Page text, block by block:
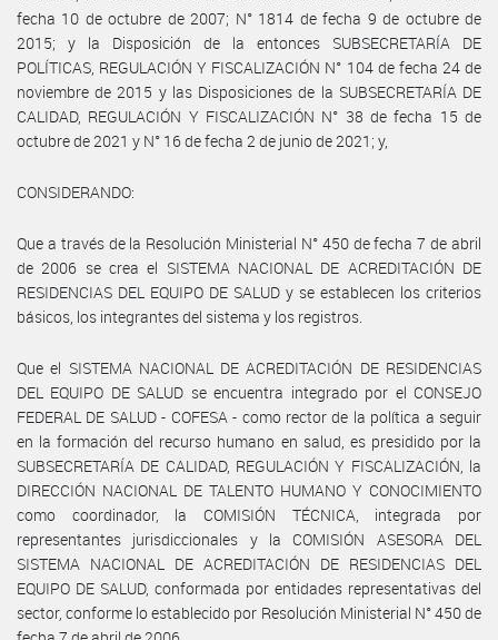
fecha 10 de octubre de 2007; N° 1814 de fecha 9 de octubre de
2015; y la Disposición de la entonces SUBSECRETARÍA DE
POLÍTICAS, REGULACIÓN Y FISCALIZACIÓN N° 104 de fecha 24 de
noviembre de 2015 y las Disposiciones de la SUBSECRETARÍA DE
CALIDAD, REGULACIÓN Y FISCALIZACIÓN N° 38 de fecha 15 de
octubre de 2021 y N° 16 de fecha 2 de junio de 2021; y,
CONSIDERANDO:
Que a través de la Resolución Ministerial N° 450 de fecha 7 de abril
de 2006 se crea el SISTEMA NACIONAL DE ACREDITACIÓN DE
RESIDENCIAS DEL EQUIPO DE SALUD y se establecen los criterios
básicos, los integrantes del sistema y los registros.
Que el SISTEMA NACIONAL DE ACREDITACIÓN DE RESIDENCIAS
DEL EQUIPO DE SALUD se encuentra integrado por el CONSEJO
FEDERAL DE SALUD - COFESA - como rector de la política a seguir
en la formación del recurso humano en salud, es presidido por la
SUBSECRETARÍA DE CALIDAD, REGULACIÓN Y FISCALIZACIÓN, la
DIRECCIÓN NACIONAL DE TALENTO HUMANO Y CONOCIMIENTO
como coordinador, la COMISIÓN TÉCNICA, integrada por
representantes jurisdiccionales y la COMISIÓN ASESORA DEL
SISTEMA NACIONAL DE ACREDITACIÓN DE RESIDENCIAS DEL
EQUIPO DE SALUD, conformada por entidades representativas del
sector, conforme lo establecido por Resolución Ministerial N° 450 de